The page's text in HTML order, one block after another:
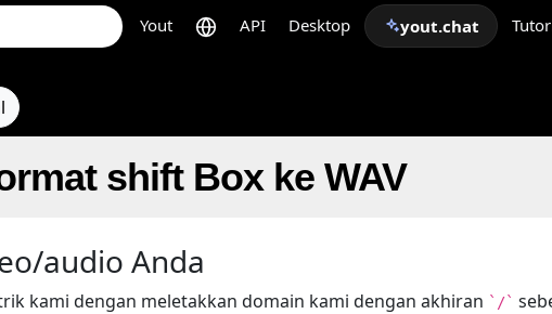
Yout API Desktop yout.chat
shift Box ke WAV
audio Anda
kami dengan meletakkan domain kami dengan akhiran `/`